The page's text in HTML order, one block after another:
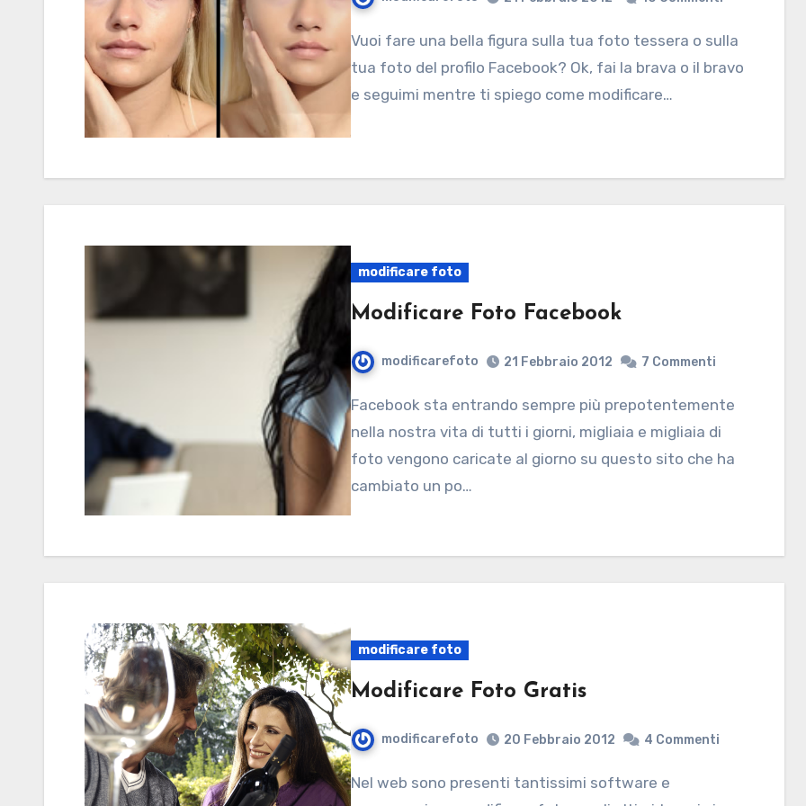
Vuoi fare una bella figura sulla tua foto tessera o sulla
tua foto del profilo Facebook? Ok, fai la brava o il bravo
e seguimi mentre ti spiego come modificare…
modificare foto
Modificare Foto Facebook
modificarefoto 21 Febbraio 2012 7 Commenti
Facebook sta entrando sempre più prepotentemente
nella nostra vita di tutti i giorni, migliaia e migliaia di
foto vengono caricate al giorno su questo sito che ha
cambiato un po…
modificare foto
Modificare Foto Gratis
modificarefoto 20 Febbraio 2012 4 Commenti
Nel web sono presenti tantissimi software e